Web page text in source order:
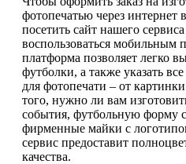
фотопечатью через интернет
посетить сайт нашего
воспользоваться
платформа позволяет легко
футболки, а также указать
для фотопечати – от
того, нужно ли вам
события, футбольную форму
фирменные майки с
сервис предоставит
качества.